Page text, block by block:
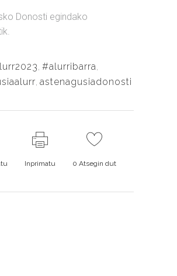
Donosti egindako
, #alurribarra,
, astenagusiadonosti
Inprimatu 0 Atsegin dut